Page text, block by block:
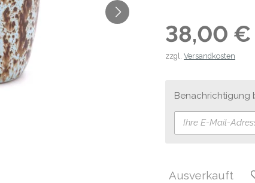
38,00 €
zzgl. Versandkosten
Benachrichtigung
Ausverkauft